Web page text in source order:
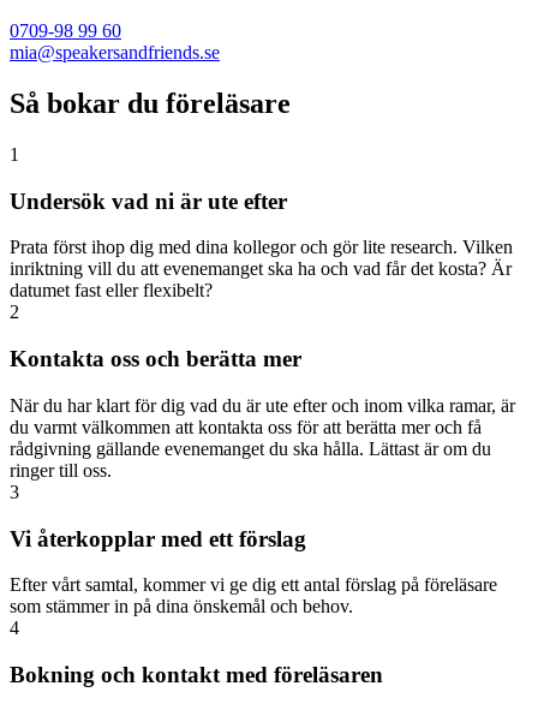
0709-98 99 60
mia@speakersandfriends.se​
Så bokar du föreläsare
1
Undersök vad ni är ute efter
Prata först ihop dig med dina kollegor och gör lite research. Vilken
inriktning vill du att evenemanget ska ha och vad får det kosta? Är
datumet fast eller flexibelt?
2
Kontakta oss och berätta mer
När du har klart för dig vad du är ute efter och inom vilka ramar, är
du varmt välkommen att kontakta oss för att berätta mer och få
rådgivning gällande evenemanget du ska hålla. Lättast är om du
ringer till oss.
3
Vi återkopplar med ett förslag
Efter vårt samtal, kommer vi ge dig ett antal förslag på föreläsare
som stämmer in på dina önskemål och behov.
4
Bokning och kontakt med föreläsaren